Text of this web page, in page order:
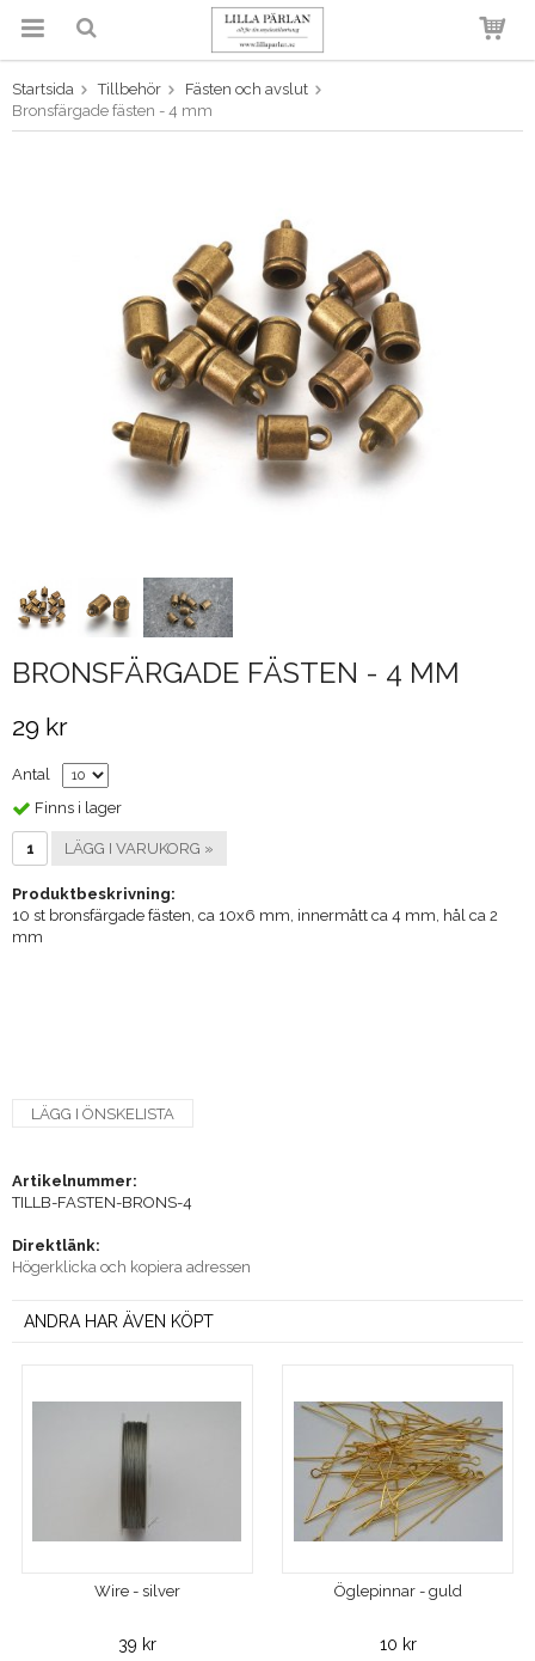
Produkten har blivit tillagd i
Startsida Tillbehör
Fästen och avslut
Bronsfärgade fästen - 4 mm
BRONSFÄRGADE FÄSTEN - 4 MM
29 kr
Antal
Finns i lager
LÄGG I VARUKORG »
Produktbeskrivning:
10 st bronsfärgade fästen, ca 10x6 mm, innermått ca 4 mm, hål ca 2
mm
LÄGG I ÖNSKELISTA
Artikelnummer:
TILLB-FASTEN-BRONS-4
Direktlänk:
Högerklicka och kopiera adressen
ANDRA HAR ÄVEN KÖPT
Wire - silver
39 kr
Öglepinnar - guld
10 kr